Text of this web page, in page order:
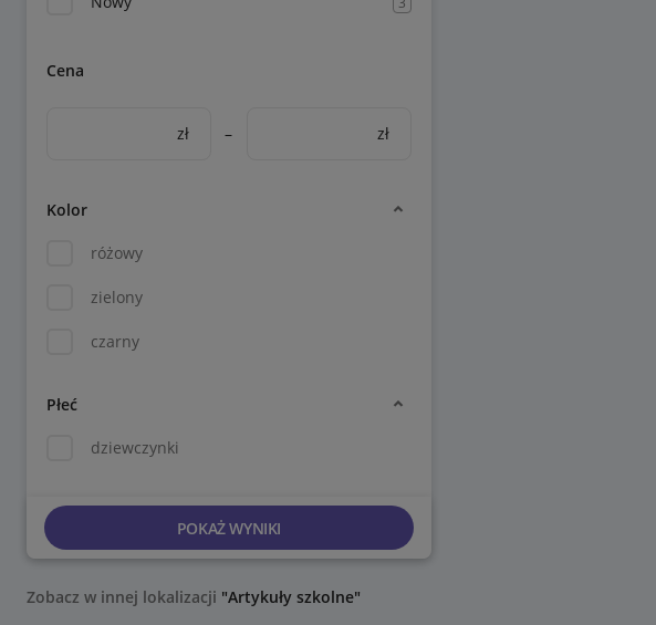
Cena
zł – zł
Kolor
różowy
zielony
czarny
Płeć
dziewczynki
POKAŻ WYNIKI
Zobacz w innej lokalizacji "Artykuły szkolne"